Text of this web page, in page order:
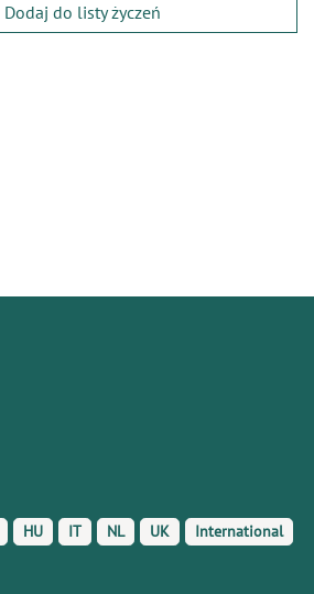
Dodaj do listy życzeń
HU IT NL UK International